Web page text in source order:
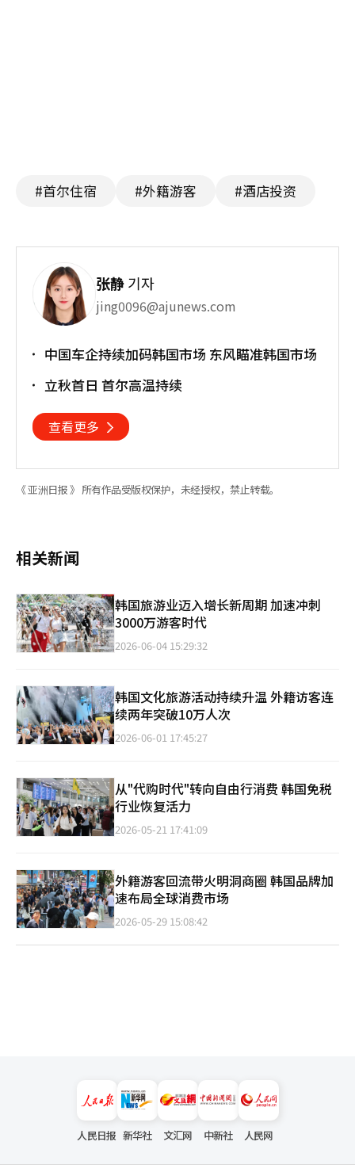
#首尔住宿 #外籍游客 #酒店投资
张静기자
jing0096@ajunews.com
中国车企持续加码韩国市场 东风瞄准韩国市场
立秋首日 首尔高温持续
查看更多
《 亚洲日报 》 所有作品受版权保护，未经授权，禁止转载。
相关新闻
韩国旅游业迈入增长新周期 加速冲刺
3000万游客时代
2026-06-04 15:29:32
韩国文化旅游活动持续升温 外籍访客连
续两年突破10万人次
2026-06-01 17:45:27
从"代购时代"转向自由行消费 韩国免税
行业恢复活力
2026-05-21 17:41:09
外籍游客回流带火明洞商圈 韩国品牌加
速布局全球消费市场
2026-05-29 15:08:42
人民日报 新华社 文汇网 中新社 人民网